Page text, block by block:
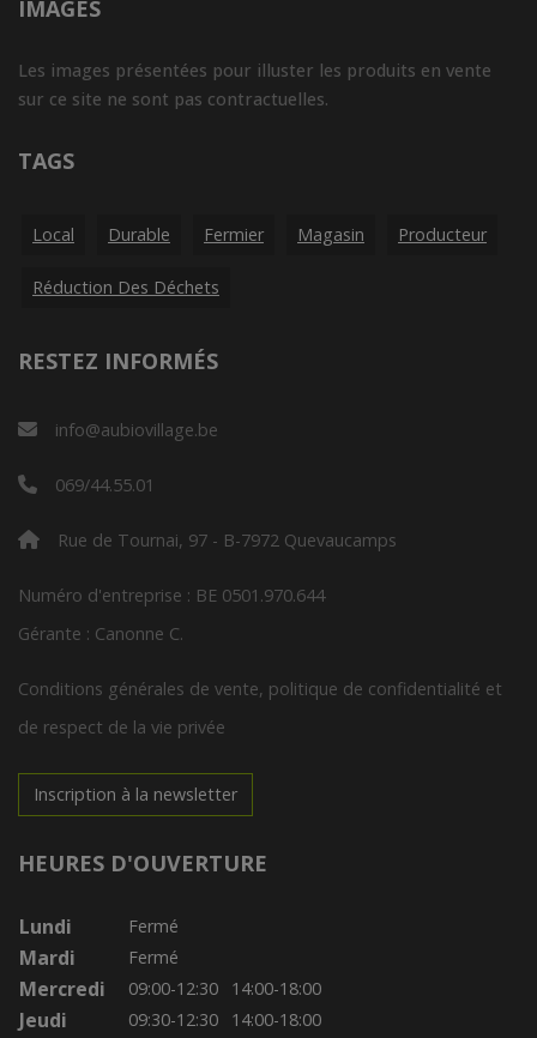
IMAGES
Les images présentées pour illuster les produits en vente
sur ce site ne sont pas contractuelles.
TAGS
Local Durable Fermier Magasin Producteur
Réduction Des Déchets
RESTEZ INFORMÉS
info@aubiovillage.be
069/44.55.01
Rue de Tournai, 97 - B-7972 Quevaucamps
Numéro d'entreprise : BE 0501.970.644
Gérante : Canonne C.
Conditions générales de vente, politique de confidentialité et
de respect de la vie privée
Inscription à la newsletter
HEURES D'OUVERTURE
Lundi Fermé
Mardi Fermé
Mercredi 09:00-12:30 14:00-18:00
Jeudi 09:30-12:30 14:00-18:00